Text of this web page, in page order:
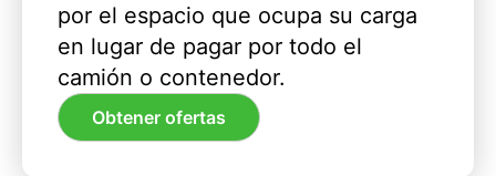
por el espacio que ocupa su carga
en lugar de pagar por todo el
camión o contenedor.
Obtener ofertas